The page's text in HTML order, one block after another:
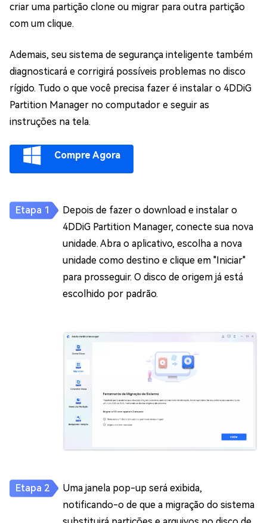
criar uma partição clone ou migrar para outra partição
com um clique.
Ademais, seu sistema de segurança inteligente também
diagnosticará e corrigirá possíveis problemas no disco
rígido. Tudo o que você precisa fazer é instalar o 4DDiG
Partition Manager no computador e seguir as
instruções na tela.
Compre Agora
Depois de fazer o download e instalar o
4DDiG Partition Manager, conecte sua nova
unidade. Abra o aplicativo, escolha a nova
unidade como destino e clique em "Iniciar"
para prosseguir. O disco de origem já está
escolhido por padrão.
Uma janela pop-up será exibida,
notificando-o de que a migração do sistema